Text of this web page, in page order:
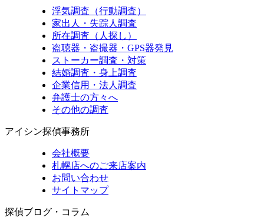
浮気調査（行動調査）
家出人・失踪人調査
所在調査（人探し）
盗聴器・盗撮器・GPS器発見
ストーカー調査・対策
結婚調査・身上調査
企業信用・法人調査
弁護士の方々へ
その他の調査
アイシン探偵事務所
会社概要
札幌店へのご来店案内
お問い合わせ
サイトマップ
探偵ブログ・コラム